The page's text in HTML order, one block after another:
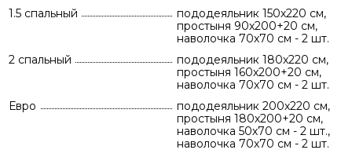
1.5 спальный
пододеяльник 150х220 см,
простыня 90х200+20 см,
наволочка 70х70 см - 2 шт.
2 спальный
пододеяльник 180х220 см,
простыня 160х200+20 см,
наволочка 70х70 см - 2 шт.
Евро
пододеяльник 200х220 см,
простыня 180х200+20 см,
наволочка 50х70 см - 2 шт.,
наволочка 70х70 см - 2 шт.